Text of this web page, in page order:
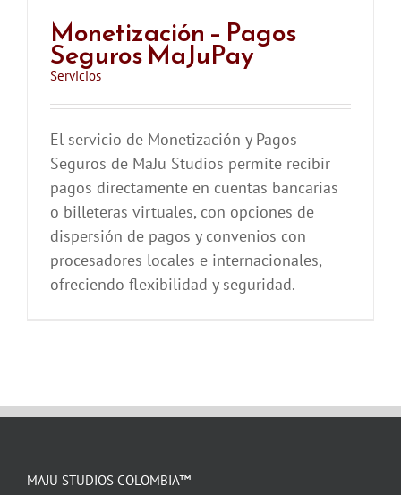
Monetización – Pagos
Seguros MaJuPay
Servicios
El servicio de Monetización y Pagos
Seguros de MaJu Studios permite recibir
pagos directamente en cuentas bancarias
o billeteras virtuales, con opciones de
dispersión de pagos y convenios con
procesadores locales e internacionales,
ofreciendo flexibilidad y seguridad.
MAJU STUDIOS COLOMBIA™